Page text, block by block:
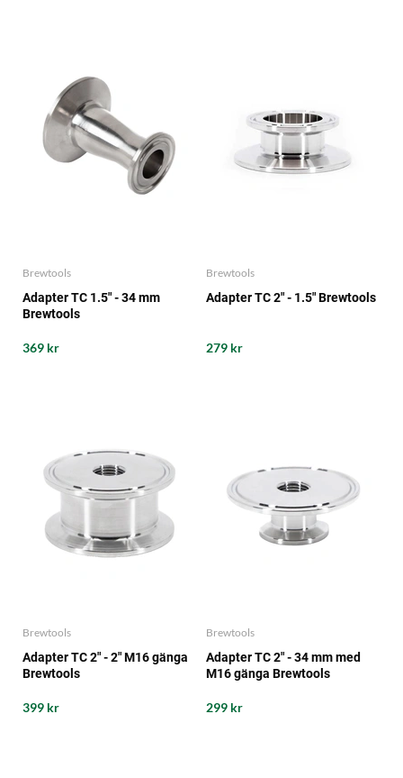
Brewtools
Adapter TC 1.5" - 34 mm
Brewtools
369 kr
Brewtools
Adapter TC 2" - 1.5" Brewtools
279 kr
Brewtools
Adapter TC 2" - 2" M16 gänga
Brewtools
399 kr
Brewtools
Adapter TC 2" - 34 mm med
M16 gänga Brewtools
299 kr